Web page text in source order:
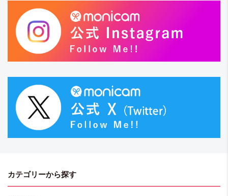
カテゴリーから探す